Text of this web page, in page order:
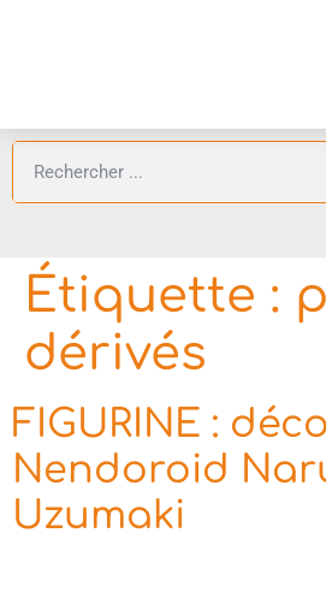
Étiquette :
dérivés
FIGURINE :
Nendoroid
Uzumaki